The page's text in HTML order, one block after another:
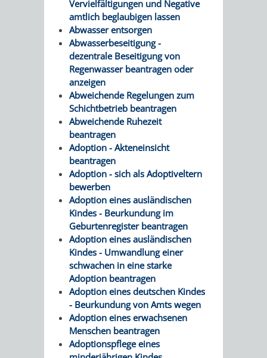
BEREICH
DENKMALSCHUTZ
GENEHMIGUNGSVERFAHREN
TAG
DES
OFFENEN
DENKMALS
HÄUSER
/
ABWASSERBESEITIGUNG
ERSCHLIESSUNGSBEITRAG
ANTRAGSVERFAHREN
VERMIETE
DOCH
AN
DEINE
STADT
WIEDERVERMIETUNGSPRÄMIE
DEZERNATE
UND
DENKMALSCHUTZ
BÄDER
BAU)
Vervielfältigungen und Negative
amtlich beglaubigen lassen
Abwasser entsorgen
Abwasserbeseitigung -
dezentrale Beseitigung von
Regenwasser beantragen oder
anzeigen
Abweichende Regelungen zum
Schichtbetrieb beantragen
Abweichende Ruhezeit
beantragen
Adoption - Akteneinsicht
beantragen
Adoption - sich als Adoptiveltern
bewerben
Adoption eines ausländischen
Kindes - Beurkundung im
Geburtenregister beantragen
Adoption eines ausländischen
Kindes - Umwandlung einer
schwachen in eine starke
Adoption beantragen
Adoption eines deutschen Kindes
- Beurkundung von Amts wegen
Adoption eines erwachsenen
Menschen beantragen
Adoptionspflege eines